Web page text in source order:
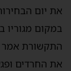
את יום
במקום מגוריו
את החרדים